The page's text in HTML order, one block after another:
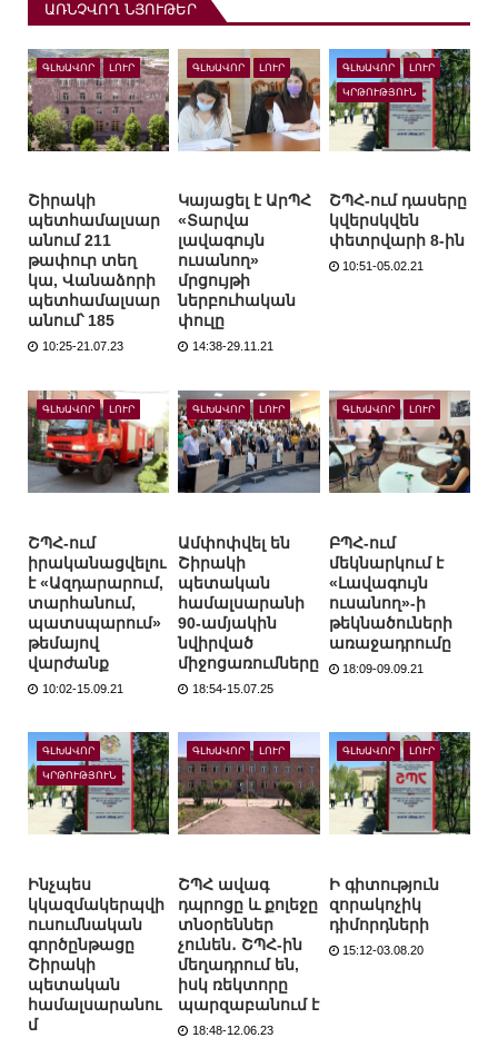
ԱՌՆՉՎՈՂ ՆՅՈՒԹԵՐ
ԳԼԽԱՎՈՐ ԼՈՒՐ
Շիրակի
պետհամալսար
անում 211
թափուր տեղ
կա, Վանաձորի
պետհամալսար
անում՝ 185
10:25-21.07.23
ԳԼԽԱՎՈՐ ԼՈՒՐ
Կայացել է ԱրՊՀ
«Տարվա
լավագույն
ուսանող»
մրցույթի
ներբուհական
փուլը
14:38-29.11.21
ԳԼԽԱՎՈՐ ԼՈՒՐ
ԿՐԹՈՒԹՅՈՒՆ
ՇՊՀ-ում դասերը
կվերսկվեն
փետրվարի 8-ին
10:51-05.02.21
ԳԼԽԱՎՈՐ ԼՈՒՐ
ՇՊՀ-ում
իրականացվելու
է «Ազդարարում,
տարհանում,
պատսպարում»
թեմայով
վարժանք
10:02-15.09.21
ԳԼԽԱՎՈՐ ԼՈՒՐ
Ամփոփվել են
Շիրակի
պետական
համալսարանի
90-ամյակին
նվիրված
միջոցառումները
18:54-15.07.25
ԳԼԽԱՎՈՐ ԼՈՒՐ
ԲՊՀ-ում
մեկնարկում է
«Լավագույն
ուսանող»-ի
թեկնածուների
առաջադրումը
18:09-09.09.21
ԳԼԽԱՎՈՐ
ԿՐԹՈՒԹՅՈՒՆ
Ինչպես
կկազմակերպվի
ուսումնական
գործընթացը
Շիրակի
պետական
համալսարանու
մ
ԳԼԽԱՎՈՐ ԼՈՒՐ
ՇՊՀ ավագ
դպրոցը և քոլեջը
տնօրեններ
չունեն․ ՇՊՀ-ին
մեղադրում են,
իսկ ռեկտորը
պարզաբանում է
18:48-12.06.23
ԳԼԽԱՎՈՐ ԼՈՒՐ
Ի գիտություն
զորակոչիկ
դիմորդների
15:12-03.08.20